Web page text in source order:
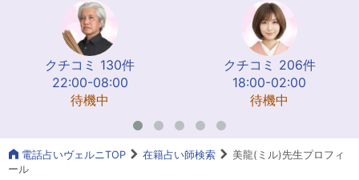
クチコミ 130件
22:00-08:00
待機中
クチコミ 206件
18:00-02:00
待機中
電話占いヴェルニTOP 在籍占い師検索
美龍(ミル)先生プロフィ
ール